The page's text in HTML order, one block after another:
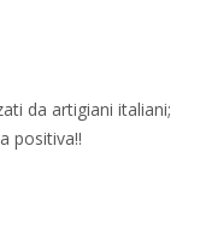
da artigiani italiani;
positiva!!